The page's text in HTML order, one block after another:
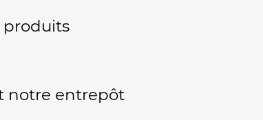
produits
notre entrepôt